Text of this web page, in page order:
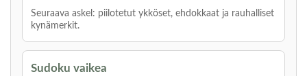
Seuraava askel: piilotetut ykköset, ehdokkaat ja rauhalliset
kynämerkit.
Sudoku vaikea